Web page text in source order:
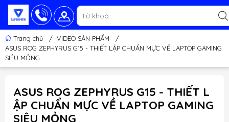
Trang chủ / VIDEO SẢN PHẨM
/
ASUS ROG ZEPHYRUS G15 - THIẾT LẬP CHUẨN MỰC VỀ LAPTOP GAMING
SIÊU MỎNG
ASUS ROG ZEPHYRUS G15 - THIẾT L
ẬP CHUẨN MỰC VỀ LAPTOP GAMING
SIÊU MỎNG